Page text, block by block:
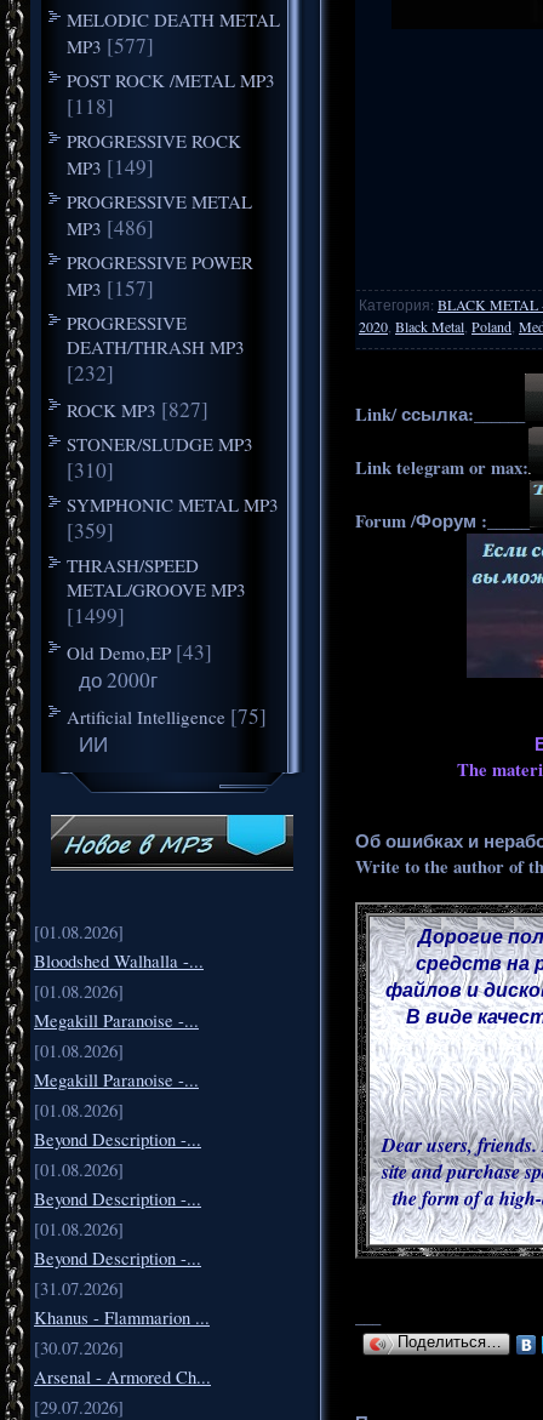
MELODIC DEATH METAL
MP3 [577]
POST ROCK /METAL MP3
[118]
PROGRESSIVE ROCK
MP3 [149]
PROGRESSIVE METAL
MP3 [486]
PROGRESSIVE POWER
MP3 [157]
PROGRESSIVE
DEATH/THRASH MP3
[232]
ROCK MP3 [827]
STONER/SLUDGE MP3
[310]
SYMPHONIC METAL MP3
[359]
THRASH/SPEED
METAL/GROOVE MP3
[1499]
Old Demo,EP [43]
до 2000г
Artificial Intelligence [75]
ИИ
[01.08.2026]
Bloodshed Walhalla -...
[01.08.2026]
Megakill Paranoise -...
[01.08.2026]
Megakill Paranoise -...
[01.08.2026]
Beyond Description -...
[01.08.2026]
Beyond Description -...
[01.08.2026]
Beyond Description -...
[31.07.2026]
Khanus - Flammarion ...
[30.07.2026]
Arsenal - Armored Ch...
[29.07.2026]
Категория: BLACK METAL
2020 Black Metal Poland
Link/ ссылка:______
Link telegram or max:
Forum /Форум :_____
The
Об ошибках и
Write to the author of
Дорогие
средств на
файлов и
В виде
Dear users,
site and purchase
the form of a
Поделиться…